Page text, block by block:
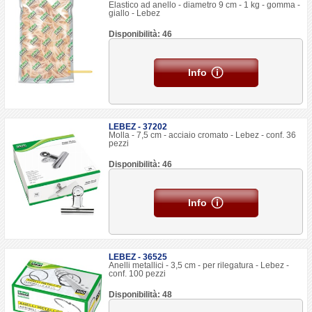
Elastico ad anello - diametro 9 cm - 1 kg - gomma -
giallo - Lebez
Disponibilità: 46
Info
LEBEZ - 37202
Molla - 7,5 cm - acciaio cromato - Lebez - conf. 36
pezzi
Disponibilità: 46
Info
LEBEZ - 36525
Anelli metallici - 3,5 cm - per rilegatura - Lebez -
conf. 100 pezzi
Disponibilità: 48